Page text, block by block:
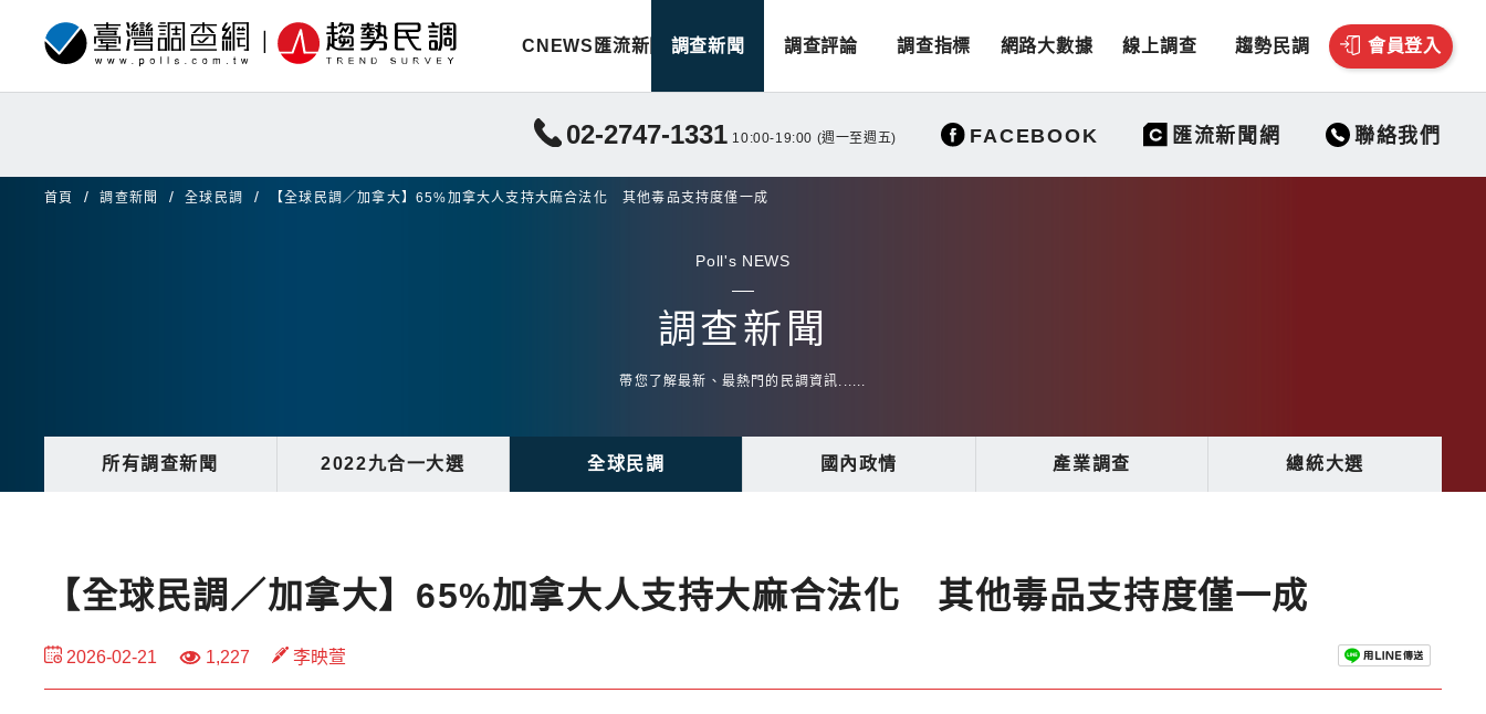
CNEWS匯流新聞 調查新聞 調查評論 調查指標 網路大數據 線上調查 趨勢民調 會員登入
02-2747-1331 10:00-19:00 (週一至週五) FACEBOOK 匯流新聞網 聯絡我們
首頁 調查新聞 全球民調 【全球民調／加拿大】65%加拿大人支持大麻合法化 其他毒品支持度僅一成
Poll's NEWS
調查新聞
帶您了解最新、最熱門的民調資訊......
所有調查新聞 2022九合一大選 全球民調 國內政情 產業調查 總統大選
【全球民調／加拿大】65%加拿大人支持大麻合法化 其他毒品支持度僅一成
2026-02-21 1,227 李映萱